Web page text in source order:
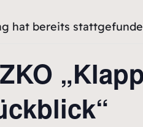
hat bereits